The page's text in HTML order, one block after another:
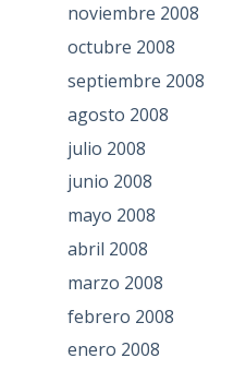
noviembre 2008
octubre 2008
septiembre 2008
agosto 2008
julio 2008
junio 2008
mayo 2008
abril 2008
marzo 2008
febrero 2008
enero 2008